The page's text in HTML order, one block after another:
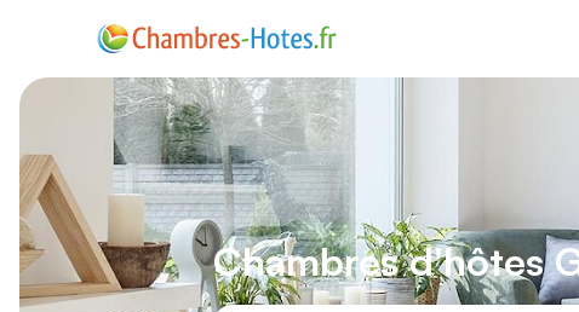
Chambres d'hôtes